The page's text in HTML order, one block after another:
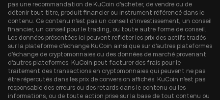
pas une recommandation de KuCoin d'acheter, de vendre ou de
détenir tout titre, produit financier ou instrument référencé dans le
contenu. Ce contenu n'est pas un conseil d'investissement, un conseil
financier, un conseil pour le trading, ou toute autre forme de conseil.
Les données présentées ici peuvent refléter les prix des actifs tradés
sur la plateforme d'échange KuCoin ainsi que sur d'autres plateformes
d'échange de cryptomonnaies ou des données de marché provenant
d'autres plateformes. KuCoin peut facturer des frais pour le
traitement des transactions en cryptomonnaies qui peuvent ne pas
être répercutés dans les prix de conversion affichés. KuCoin n'est pas
responsable des erreurs ou des retards dans le contenu ou les
informations, ou de toute action prise sur la base de tout contenu ou